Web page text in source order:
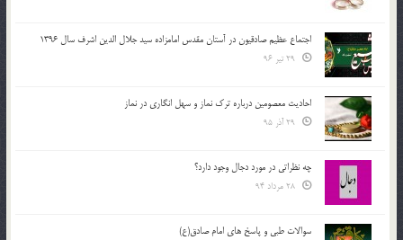
اجتماع عظیم صادقیون در آستان مقدس امامزاده سید جلال الدین اشرف سال 1396
احادیث معصومین درباره ترک نماز و سهل انگاری در نماز
چه نظراتی در مورد دجال وجود دارد؟
سوالات طبی و پاسخ های امام صادق(ع)